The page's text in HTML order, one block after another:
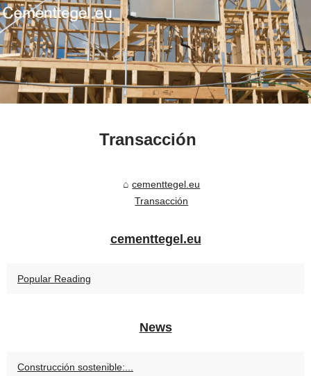
Transacción
cementtegel.eu
Transacción
cementtegel.eu
Popular Reading
News
Construcción sostenible:...